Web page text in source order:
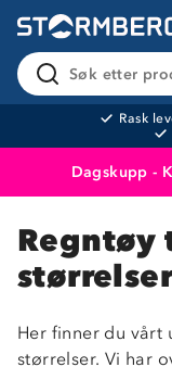
Søk etter
Rask
Dagskupp -
Regntøy
størrelser
Her finner du vårt
størrelser. Vi har